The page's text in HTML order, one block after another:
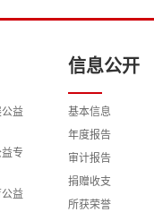
益
专
益
信息公开
基本信息
年度报告
审计报告
捐赠收支
所获荣誉